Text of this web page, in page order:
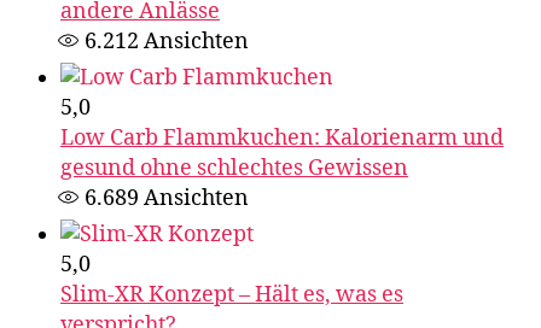
andere Anlässe
6.212 Ansichten
5,0
Low Carb Flammkuchen: Kalorienarm und
gesund ohne schlechtes Gewissen
6.689 Ansichten
5,0
Slim-XR Konzept – Hält es, was es